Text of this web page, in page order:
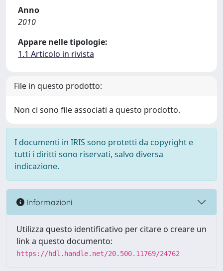
Anno
2010
Appare nelle tipologie:
1.1 Articolo in rivista
File in questo prodotto:
Non ci sono file associati a questo prodotto.
I documenti in IRIS sono protetti da copyright e
tutti i diritti sono riservati, salvo diversa
indicazione.
Informazioni
Utilizza questo identificativo per citare o creare un
link a questo documento:
https://hdl.handle.net/20.500.11769/24762